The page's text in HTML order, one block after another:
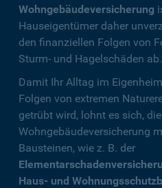
Wohngebäudeversicherung
Hauseigentümer daher
den finanziellen Folgen von
Sturm- und Hagelschäden ab.
Damit Ihr Alltag im
Folgen von extremen
getrübt wird, lohnt es sich, die
Wohngebäudeversicherung
Bausteinen, wie z. B. der
Haus- und